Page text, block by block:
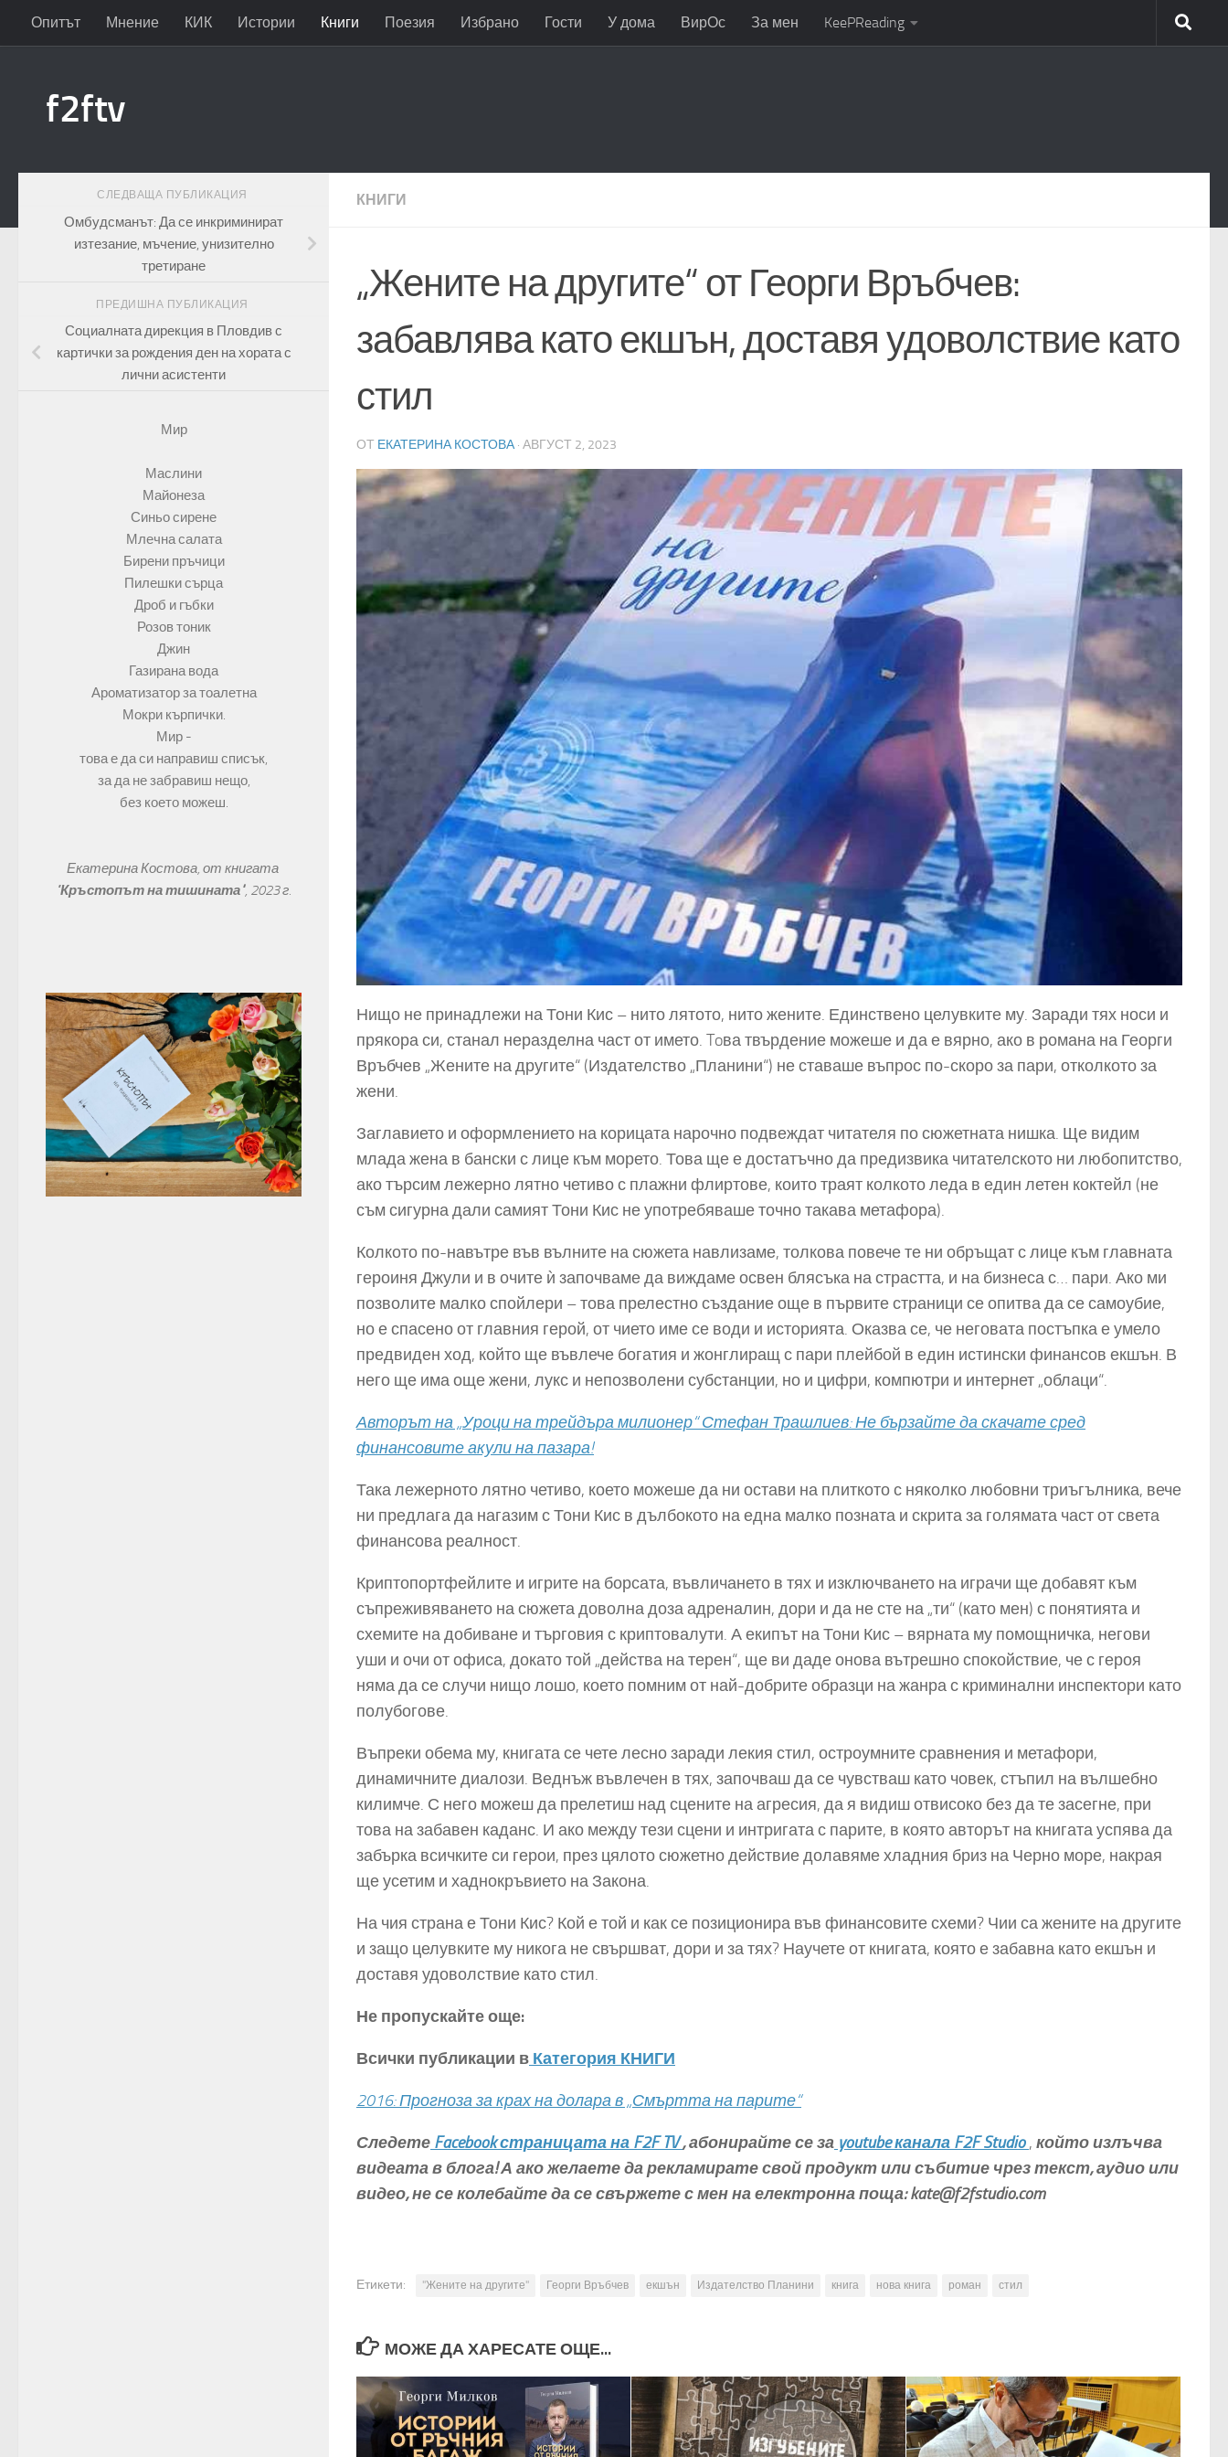
Към съдържанието
Опитът Мнение КИК Истории Книги Поезия Избрано Гости У дома ВирОс За мен KeePReading
f2ftv
КНИГИ
„Жените на другите“ от Георги Връбчев:
забавлява като екшън, доставя удоволствие като
стил
ОТ ЕКАТЕРИНА КОСТОВА · АВГУСТ 2, 2023
Нищо не принадлежи на Тони Кис – нито лятото, нито жените. Единствено целувките му. Заради тях носи и
прякора си, станал неразделна част от името. Toва твърдение можеше и да е вярно, ако в романа на Георги
Връбчев „Жените на другите“ (Издателство „Планини“) не ставаше въпрос по-скоро за пари, отколкото за
жени.
Заглавието и оформлението на корицата нарочно подвеждат читателя по сюжетната нишка. Ще видим
млада жена в бански с лице към морето. Това ще е достатъчно да предизвика читателското ни любопитство,
ако търсим лежерно лятно четиво с плажни флиртове, които траят колкото леда в един летен коктейл (не
съм сигурна дали самият Тони Кис не употребяваше точно такава метафора).
Колкото по-навътре във вълните на сюжета навлизаме, толкова повече те ни обръщат с лице към главната
героиня Джули и в очите ѝ започваме да виждаме освен блясъка на страстта, и на бизнеса с… пари. Ако ми
позволите малко спойлери – това прелестно създание още в първите страници се опитва да се самоубие,
но е спасено от главния герой, от чието име се води и историята. Оказва се, че неговата постъпка е умело
предвиден ход, който ще въвлече богатия и жонглиращ с пари плейбой в един истински финансов екшън. В
него ще има още жени, лукс и непозволени субстанции, но и цифри, компютри и интернет „облаци“.
Авторът на „Уроци на трейдъра милионер“ Стефан Трашлиев: Не бързайте да скачате сред
финансовите акули на пазара!
Така лежерното лятно четиво, което можеше да ни остави на плиткото с няколко любовни триъгълника, вече
ни предлага да нагазим с Тони Кис в дълбокото на една малко позната и скрита за голямата част от света
финансова реалност.
Криптопортфейлите и игрите на борсата, въвличането в тях и изключването на играчи ще добавят към
съпреживяването на сюжета доволна доза адреналин, дори и да не сте на „ти“ (като мен) с понятията и
схемите на добиване и търговия с криптовалути. А екипът на Тони Кис – вярната му помощничка, негови
уши и очи от офиса, докато той „действа на терен“, ще ви даде онова вътрешно спокойствие, че с героя
няма да се случи нищо лошо, което помним от най-добрите образци на жанра с криминални инспектори като
полубогове.
Въпреки обема му, книгата се чете лесно заради лекия стил, остроумните сравнения и метафори,
динамичните диалози. Веднъж въвлечен в тях, започваш да се чувстваш като човек, стъпил на вълшебно
килимче. С него можеш да прелетиш над сцените на агресия, да я видиш отвисоко без да те засегне, при
това на забавен каданс. И ако между тези сцени и интригата с парите, в която авторът на книгата успява да
забърка всичките си герои, през цялото сюжетно действие долавяме хладния бриз на Черно море, накрая
ще усетим и хаднокръвието на Закона.
На чия страна е Тони Кис? Кой е той и как се позиционира във финансовите схеми? Чии са жените на другите
и защо целувките му никога не свършват, дори и за тях? Научете от книгата, която е забавна като екшън и
доставя удоволствие като стил.
Не пропускайте още:
Всички публикации в Категория КНИГИ
2016: Прогноза за крах на долара в „Смъртта на парите“
Следете Facebook страницата на F2F TV,абонирайте се за youtube канала F2F Studio, който излъчва
видеата в блога! А ако желаете да рекламирате свой продукт или събитие чрез текст, аудио или
видео, не се колебайте да се свържете с мен на електронна поща:kate@f2fstudio.com
Етикети: "Жените на другите" Георги Връбчев екшън Издателство Планини книга нова книга роман стил
МОЖЕ ДА ХАРЕСАТЕ ОЩЕ...
СЛЕДВАЩА ПУБЛИКАЦИЯ
Омбудсманът: Да се инкриминират
изтезание, мъчение, унизително
третиране
ПРЕДИШНА ПУБЛИКАЦИЯ
Социалната дирекция в Пловдив с
картички за рождения ден на хората с
лични асистенти
Мир
Маслини
Майонеза
Синьо сирене
Млечна салата
Бирени пръчици
Пилешки сърца
Дроб и гъбки
Розов тоник
Джин
Газирана вода
Ароматизатор за тоалетна
Мокри кърпички.
Мир -
това е да си направиш списък,
за да не забравиш нещо,
без което можеш.
Екатерина Костова, от книгата
"Кръстопът на тишината", 2023 г.